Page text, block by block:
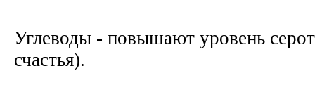
Углеводы - повышают уровень
счастья).